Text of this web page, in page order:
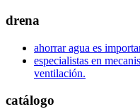
drena
ahorrar agua es
especialistas en
ventilación.
catálogo